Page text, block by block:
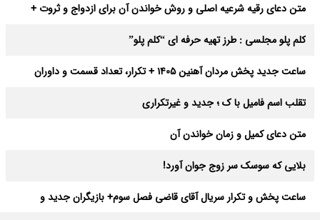
متن دعای رقیه شرعیه اصلی و روش خواندن آن برای ازدواج و ثروت +
کلم پلو مجلسی : طرز تهیه حرفه ای “کلم پلو”
ساعت جدید پخش مردان آهنین 1405 + تکرار، تعداد قسمت و داوران
تقلب اسم فامیل با ک ؛ جدید و غیرتکراری
متن دعای کمیل و زمان خواندن آن
بلایی که سوسک سر زوج جوان آورد!
ساعت پخش و تکرار سریال آقای قاضی فصل سوم+ بازیگران جدید و